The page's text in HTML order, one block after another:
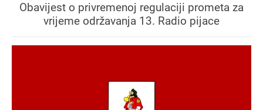
Obavijest o privremenoj regulaciji prometa za
vrijeme održavanja 13. Radio pijace